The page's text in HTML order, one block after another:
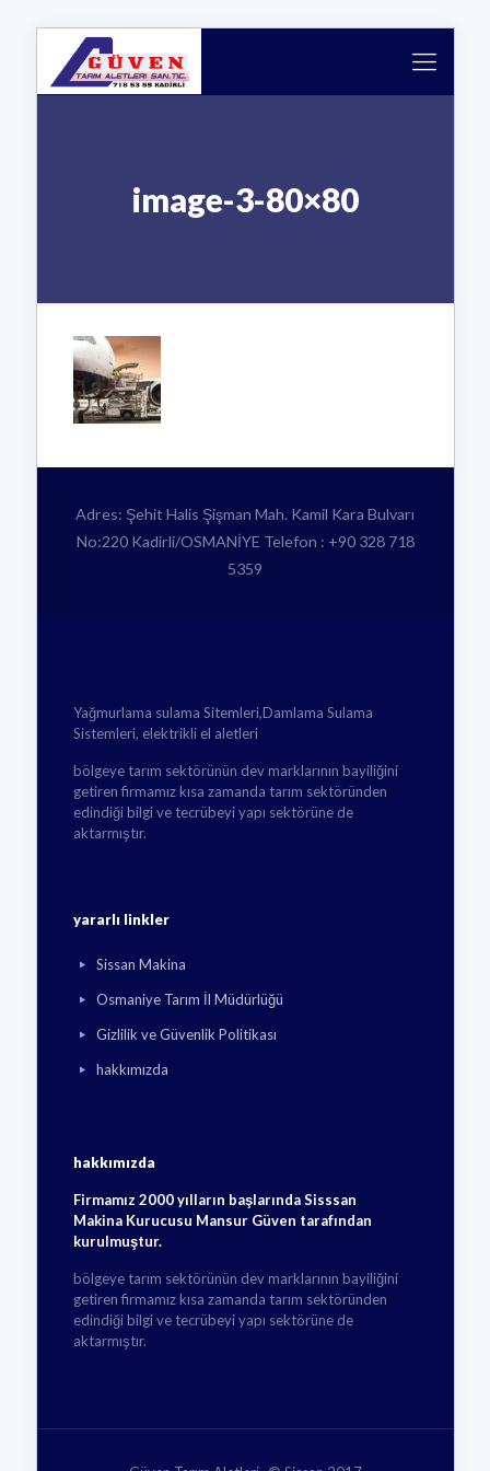
image-3-80×80
Adres: Şehit Halis Şişman Mah. Kamil Kara Bulvarı
No:220 Kadirli/OSMANİYE Telefon : +90 328 718
5359
Yağmurlama sulama Sitemleri,Damlama Sulama
Sistemleri, elektrikli el aletleri
bölgeye tarım sektörünün dev marklarının bayiliğini
getiren firmamız kısa zamanda tarım sektöründen
edindiği bilgi ve tecrübeyi yapı sektörüne de
aktarmıştır.
yararlı linkler
Sissan Makina
Osmaniye Tarım İl Müdürlüğü
Gizlilik ve Güvenlik Politikası
hakkımızda
hakkımızda
Firmamız 2000 yılların başlarında Sisssan
Makina Kurucusu Mansur Güven tarafından
kurulmuştur.
bölgeye tarım sektörünün dev marklarının bayiliğini
getiren firmamız kısa zamanda tarım sektöründen
edindiği bilgi ve tecrübeyi yapı sektörüne de
aktarmıştır.